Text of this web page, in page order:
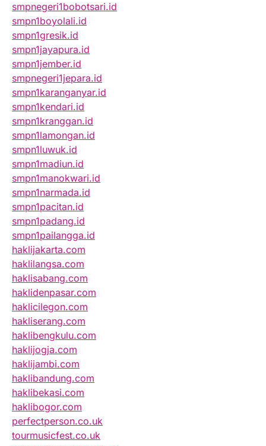
smpnegeri1bobotsari.id
smpn1boyolali.id
smpn1gresik.id
smpn1jayapura.id
smpn1jember.id
smpnegeri1jepara.id
smpn1karanganyar.id
smpn1kendari.id
smpn1kranggan.id
smpn1lamongan.id
smpn1luwuk.id
smpn1madiun.id
smpn1manokwari.id
smpn1narmada.id
smpn1pacitan.id
smpn1padang.id
smpn1pailangga.id
haklijakarta.com
haklilangsa.com
haklisabang.com
haklidenpasar.com
haklicilegon.com
hakliserang.com
haklibengkulu.com
haklijogja.com
haklijambi.com
haklibandung.com
haklibekasi.com
haklibogor.com
perfectperson.co.uk
tourmusicfest.co.uk